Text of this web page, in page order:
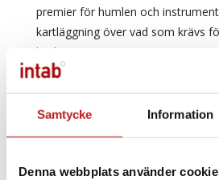
Samtycke Information
Denna webbplats använder
premier för humlen och
kartläggning över vad som krävs
kvaliteten.
Nick avslutar: "Radiologgrarna
hjälpt oss att uppnå Cask
våra lagerdepåer. Jag vet inte vad